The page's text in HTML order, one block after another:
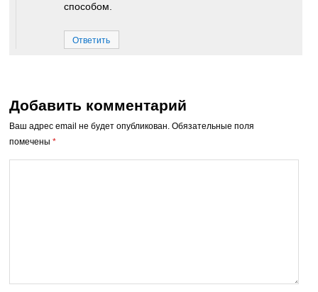
способом.
Ответить
Добавить комментарий
Ваш адрес email не будет опубликован. Обязательные поля
помечены*